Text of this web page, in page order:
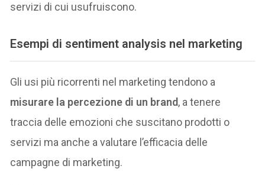
servizi di cui usufruiscono.
Esempi di sentiment analysis nel marketing
Gli usi più ricorrenti nel marketing tendono a
misurare la percezione di un brand, a tenere
traccia delle emozioni che suscitano prodotti o
servizi ma anche a valutare l’efficacia delle
campagne di marketing.